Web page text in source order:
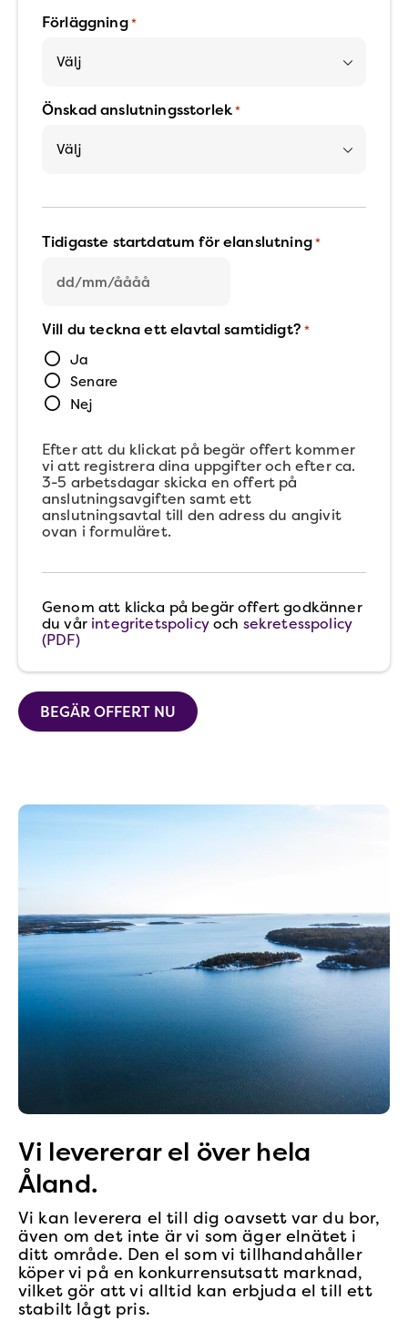
Förläggning*
Önskad anslutningsstorlek*
Tidigaste startdatum för elanslutning*
DD
MM
snedstreck
ÅÅÅÅ
Vill du teckna ett elavtal samtidigt? *
Ja
Senare
Nej
Efter att du klickat på begär offert kommer
vi att registrera dina uppgifter och efter ca.
3-5 arbetsdagar skicka en offert på
anslutningsavgiften samt ett
anslutningsavtal till den adress du angivit
ovan i formuläret.
Genom att klicka på begär offert godkänner
du vår integritetspolicyoch sekretesspolicy
(PDF)
Vi levererar el över hela
Åland.
Vi kan leverera el till dig oavsett var du bor,
även om det inte är vi som äger elnätet i
ditt område. Den el som vi tillhandahåller
köper vi på en konkurrensutsatt marknad,
vilket gör att vi alltid kan erbjuda el till ett
stabilt lågt pris.